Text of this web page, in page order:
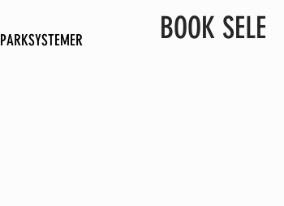
PARKSYSTEMER BOOK SELE